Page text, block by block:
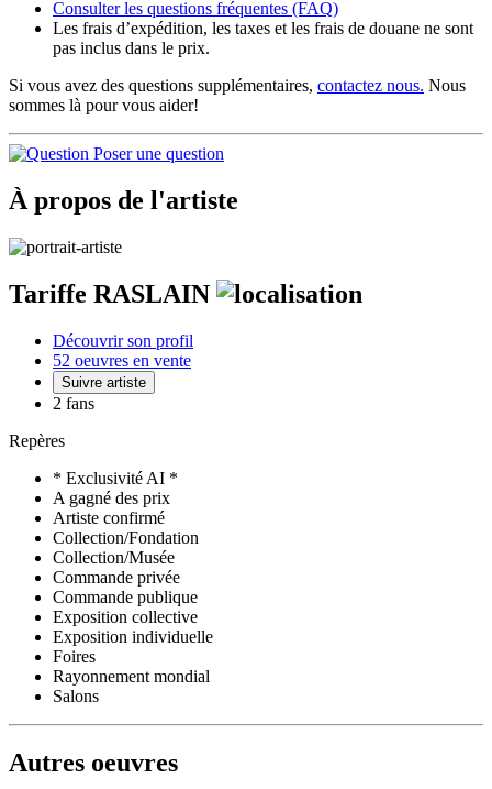
Consulter les questions fréquentes (FAQ)
Les frais d’expédition, les taxes et les frais de douane ne sont
pas inclus dans le prix.
Si vous avez des questions supplémentaires, contactez nous. Nous
sommes là pour vous aider!
Poser une question
À propos de l'artiste
Tariffe RASLAIN
Découvrir son profil
52 oeuvres en vente
Suivre artiste
2 fans
Repères
* Exclusivité AI *
A gagné des prix
Artiste confirmé
Collection/Fondation
Collection/Musée
Commande privée
Commande publique
Exposition collective
Exposition individuelle
Foires
Rayonnement mondial
Salons
Autres oeuvres